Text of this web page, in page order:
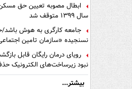
ابطال مصوبه تعیین حق مسکن
سال ۱۳۹۹ متوقف شد
جامعه کارگری به هوش
نسنجیده «سازمان تامین
تفاهم نامه!
رویای درمان رایگان قابل
نبود زیرساخت‌های الکترونیک
دفترچه‌های بیمه اشتباه
بیشتر...